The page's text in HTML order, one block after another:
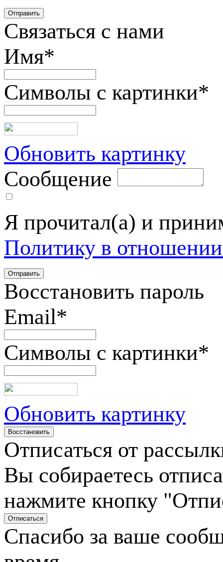
Связаться с нами
Имя*
Символы с картинки*
Обновить картинку
Сообщение
Я прочитал(а) и
Политику в
Восстановить пароль
Email*
Символы с картинки*
Обновить картинку
Отписаться от
Вы собираетесь
нажмите кнопку
Спасибо за ваше